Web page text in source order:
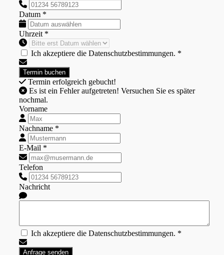
Datum *
Uhrzeit *
Ich akzeptiere die Datenschutzbestimmungen. *
Termin erfolgreich gebucht!
nochmal.
Vorname
Nachname *
E-Mail *
Telefon
Nachricht
Ich akzeptiere die Datenschutzbestimmungen. *